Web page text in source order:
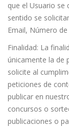
que el Usuario se
sentido se
Email, Número
Finalidad: La
únicamente la de
solicite al
peticiones de
publicar en
concursos o
publicaciones o